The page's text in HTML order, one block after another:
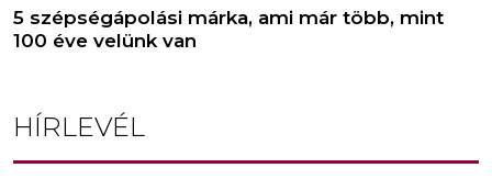
5 szépségápolási márka, ami már több, mint
100 éve velünk van
HÍRLEVÉL